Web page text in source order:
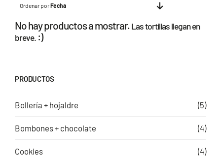
PRODUCTOS
Bollería + hojaldre (5)
Bombones + chocolate (4)
Cookies (4)
Ordenar porFecha
No hay productos a mostrar.Las tortillas llegan en
breve.:)